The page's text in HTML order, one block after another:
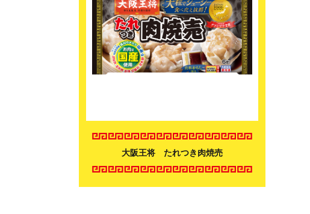
大阪王将 たれつき肉焼売